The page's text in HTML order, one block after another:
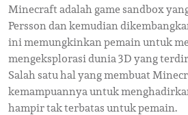
Minecraft adalah game sandbox
Persson dan kemudian
ini memungkinkan pemain untuk
mengeksplorasi dunia 3D yang
Salah satu hal yang membuat
kemampuannya untuk
hampir tak terbatas untuk pemain.